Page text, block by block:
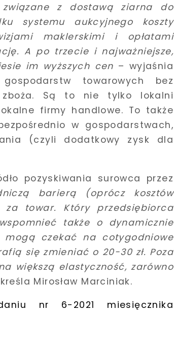
z dostawą ziarna do
systemu aukcyjnego koszty
maklerskimi i opłatami
A po trzecie i najważniejsze,
im wyższych cen – wyjaśnia
towarowych bez
Są to nie tylko lokalni
firmy handlowe. To także
w gospodarstwach,
(czyli dodatkowy zysk dla
pozyskiwania surowca przez
barierą (oprócz kosztów
za towar. Który przedsiębiorca
także o dynamicznie
czekać na cotygodniowe
się zmieniać o 20-30 zł. Poza
większą elastyczność, zarówno
Mirosław Marciniak.
nr 6-2021 miesięcznika